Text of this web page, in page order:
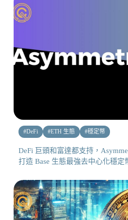
#DeFi #ETH 生態 #穩定幣
DeFi 巨頭和富達都支持，
打造 Base 生態最強去中心化穩定